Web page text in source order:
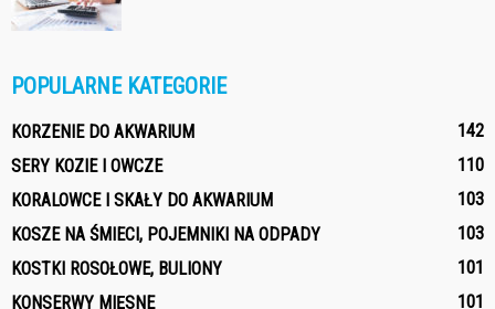
POPULARNE KATEGORIE
KORZENIE DO AKWARIUM
142
SERY KOZIE I OWCZE
110
KORALOWCE I SKAŁY DO AKWARIUM
103
KOSZE NA ŚMIECI, POJEMNIKI NA ODPADY
103
KOSTKI ROSOŁOWE, BULIONY
101
KONSERWY MIĘSNE
101